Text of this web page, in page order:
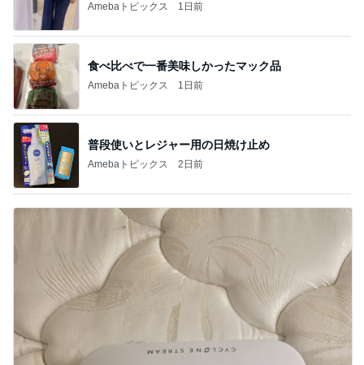
Amebaトピックス 1日前
食べ比べで一番美味しかったマック品
Amebaトピックス 1日前
普段使いとレジャー用の日焼け止め
Amebaトピックス 2日前